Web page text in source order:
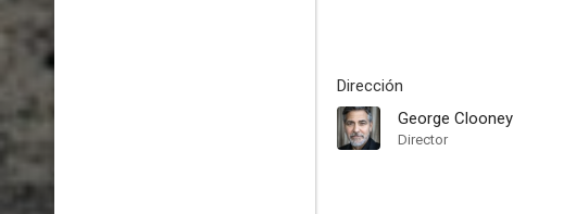
Dirección
George Clooney
Director